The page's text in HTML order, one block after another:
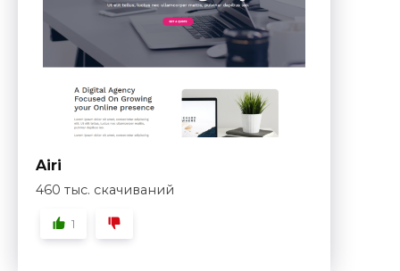
Airi
460 тыс. скачиваний
1